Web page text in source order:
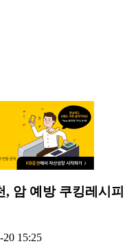
암 예방 쿠킹레시피
20 15:25